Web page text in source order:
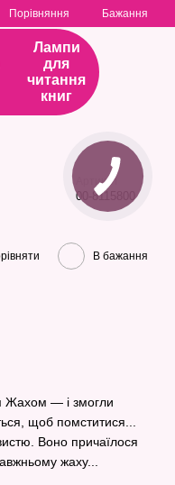
Порівняння Бажання
Лампи
для
читання
книг
Артикул
00-8115800
В бажання
Жахом — і змогли
щоб помститися...
Воно причаїлося
жаху...